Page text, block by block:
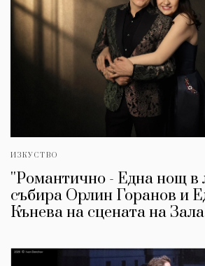
ИЗКУСТВО
''Романтично - Една нощ в
събира Орлин Горанов и
Кънева на сцената на